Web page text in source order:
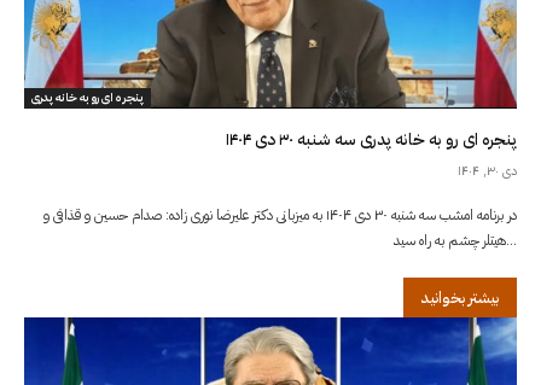
پنجره ای رو به خانه پدری
پنجره ای رو به خانه پدری سه شنبه ۳۰ دی ۱۴۰۴
دی ۳۰, ۱۴۰۴
در برنامه امشب سه شنبه ۳۰ دی ۱۴۰۴ به میزبانی دکتر علیرضا نوری زاده: صدام حسین و قذافی و
هیتلر چشم به راه سید...
بیشتر بخوانید